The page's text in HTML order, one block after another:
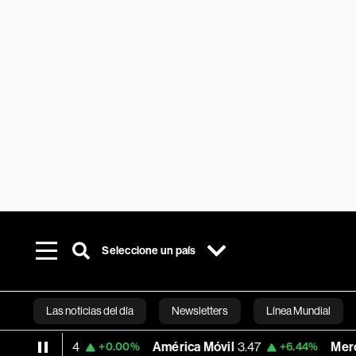
Seleccione un país
Las noticias del día Newsletters Línea Mundial
Bloomberg
+0.00% América Móvil 3.47 +6.44% MercadoLibre